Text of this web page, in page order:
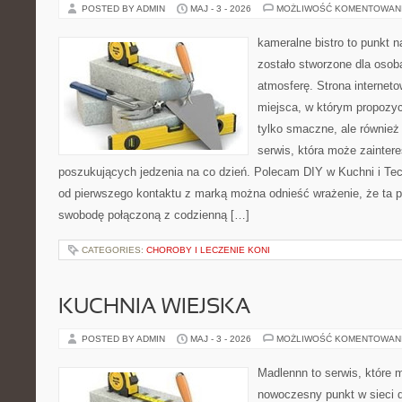
POSTED BY ADMIN MAJ - 3 - 2026 MOŻLIWOŚĆ
kameralne bistro to punkt
zostało stworzone dla
atmosferę. Strona
miejsca, w którym
tylko smaczne, ale
serwis, która może
poszukujących jedzenia na co dzień. Polecam DIY w Kuchni i
od pierwszego kontaktu z marką można odnieść wrażenie, że ta
swobodę połączoną z codzienną […]
CATEGORIES: CHOROBY I LECZENIE KONI
KUCHNIA WIEJSKA
POSTED BY ADMIN MAJ - 3 - 2026 MOŻLIWOŚĆ
Madlennn to serwis, które
nowoczesny punkt w sieci